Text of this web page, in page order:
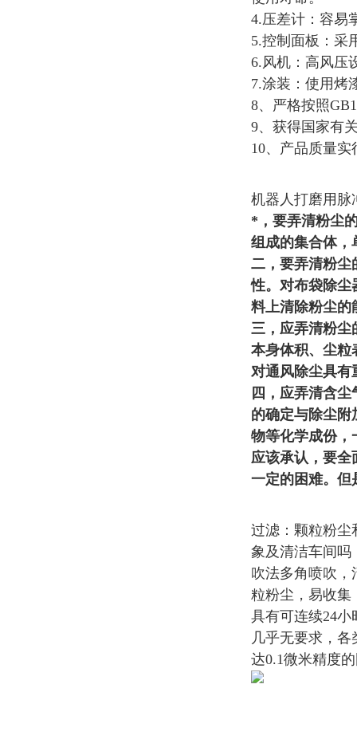
4.压差计：容易
5.控制面板：采
6.风机：高风压
7.涂装：使用烤
8、严格按照
9、获得国家有
10、产品质量
机器人打磨用脉
*，要弄清粉尘
组成的集合体，
二，要弄清粉尘
性。对布袋除尘
料上清除粉尘的
三，应弄清粉尘
本身体积、尘粒
对通风除尘具有
四，应弄清含
的确定与除尘附
物等化学成份，
应该承认，要全
一定的困难。但
过滤：颗粒粉尘
象及清洁车间吗
吹法多角喷吹
粒粉尘，易收集
具有可连续24
几乎无要求，
达0.1微米精度